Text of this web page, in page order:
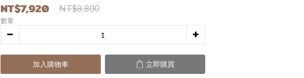
NT$7,920 NT$8,800
數量
加入購物車 立即購買